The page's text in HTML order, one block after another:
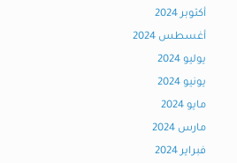
أكتوبر 2024
أغسطس 2024
يوليو 2024
يونيو 2024
مايو 2024
مارس 2024
فبراير 2024